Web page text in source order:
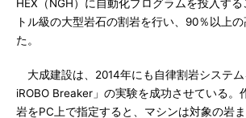
HEX（NGH）に自動化プログラムを投入する
トル級の大型岩石の割岩を行い、90％以上
た。
大成建設は、2014年にも自律割岩システ
iROBO Breaker」の実験を成功させている。
岩をPC上で指定すると、マシンは対象の岩ま